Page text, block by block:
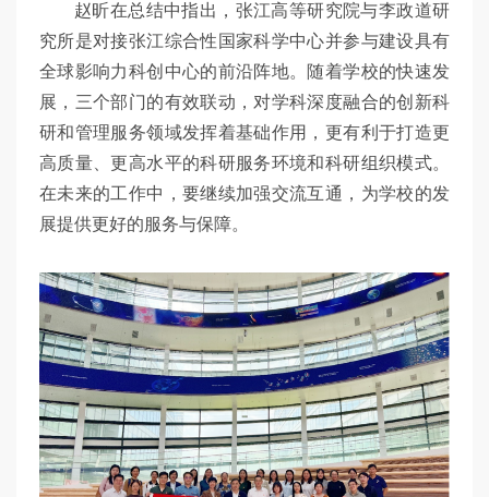
赵昕在总结中指出，张江高等研究院与李政道研
究所是对接张江综合性国家科学中心并参与建设具有
全球影响力科创中心的前沿阵地。随着学校的快速发
展，三个部门的有效联动，对学科深度融合的创新科
研和管理服务领域发挥着基础作用，更有利于打造更
高质量、更高水平的科研服务环境和科研组织模式。
在未来的工作中，要继续加强交流互通，为学校的发
展提供更好的服务与保障。